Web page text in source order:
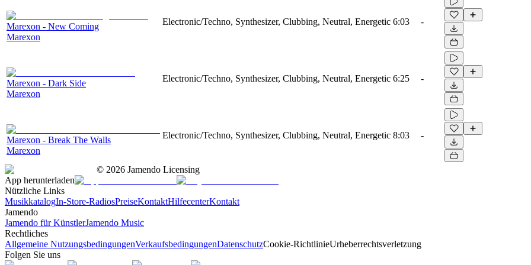
Marexon - New Coming
Marexon
Electronic/Techno, Synthesizer, Clubbing, Neutral, Energetic 6:03 -
Marexon - Dark Side
Marexon
Electronic/Techno, Synthesizer, Clubbing, Neutral, Energetic 6:25 -
Marexon - Break The Walls
Marexon
Electronic/Techno, Synthesizer, Clubbing, Neutral, Energetic 8:03 -
© 2026 Jamendo Licensing
App herunterladen
Nützliche Links
MusikkatalogIn-Store-RadiosPreiseKontaktHilfecenterKontakt
Jamendo
Jamendo für KünstlerJamendo Music
Rechtliches
Allgemeine NutzungsbedingungenVerkaufsbedingungenDatenschutzCookie-RichtlinieUrheberrechtsverletzung
Folgen Sie uns